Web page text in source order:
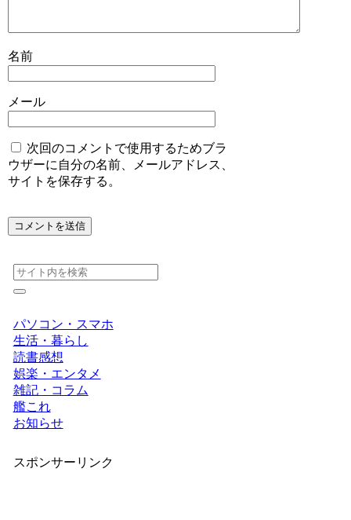
名前
メール
次回のコメントで使用するためブラ
ウザーに自分の名前、メールアドレス、
サイトを保存する。
パソコン・スマホ
生活・暮らし
読書感想
娯楽・エンタメ
雑記・コラム
艦これ
お知らせ
スポンサーリンク